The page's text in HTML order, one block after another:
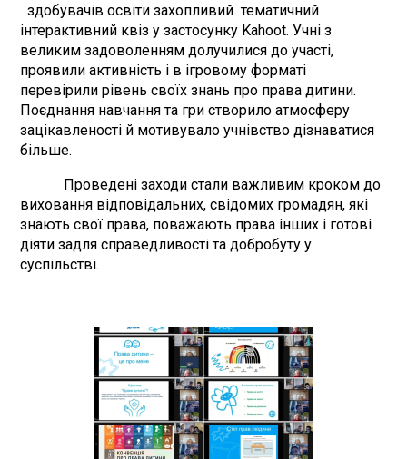
здобувачів освіти захопливий тематичний
інтерактивний квіз у застосунку Kahoot. Учні з
великим задоволенням долучилися до участі,
проявили активність і в ігровому форматі
перевірили рівень своїх знань про права дитини.
Поєднання навчання та гри створило атмосферу
зацікавленості й мотивувало учнівство дізнаватися
більше.
Проведені заходи стали важливим кроком до
виховання відповідальних, свідомих громадян, які
знають свої права, поважають права інших і готові
діяти задля справедливості та добробуту у
суспільстві.